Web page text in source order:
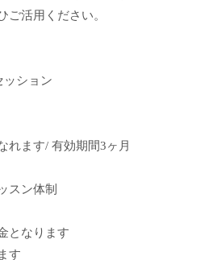
ご活用ください。
ッション
れます/ 有効期間3ヶ月
スン体制
となります
す